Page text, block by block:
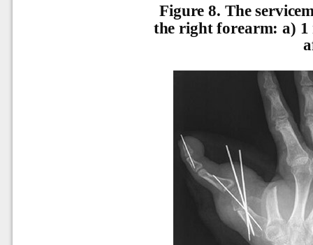
Figure 8. The
the right forearm: a)